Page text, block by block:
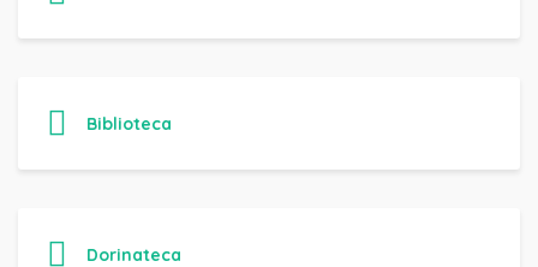
Biblioteca
Dorinateca